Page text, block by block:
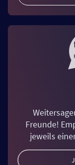
Freunde!
jeweils